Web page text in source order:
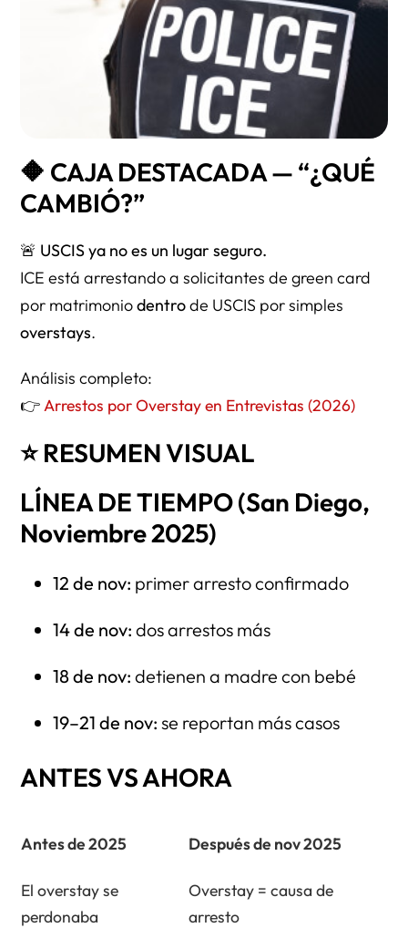
🔶 CAJA DESTACADA — “¿QUÉ
CAMBIÓ?”
🚨 USCIS ya no es un lugar seguro.
ICE está arrestando a solicitantes de green card
por matrimoniodentrode USCIS por simples
overstays.
Análisis completo:
👉 Arrestos por Overstay en Entrevistas (2026)
⭐ RESUMEN VISUAL
LÍNEA DE TIEMPO (San Diego,
Noviembre 2025)
12 de nov: primer arresto confirmado
14 de nov: dos arrestos más
18 de nov: detienen a madre con bebé
19–21 de nov: se reportan más casos
ANTES VS AHORA
Antes de 2025 Después de nov 2025
El overstay se
perdonaba
Overstay = causa de
arresto